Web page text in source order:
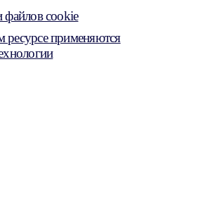
файлов cookie
применяются